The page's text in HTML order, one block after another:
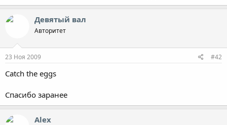
Девятый вал
Авторитет
23 Ноя 2009 #42
Catch the eggs
Спасибо заранее
Alex